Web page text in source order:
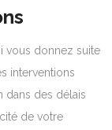
vous donnez suite
interventions
dans des délais
de votre